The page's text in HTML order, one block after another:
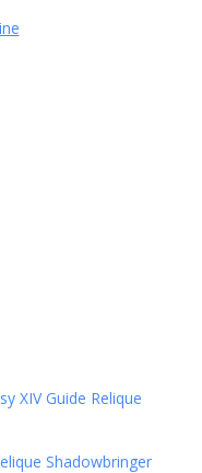
XIV Guide Relique
Shadowbringer